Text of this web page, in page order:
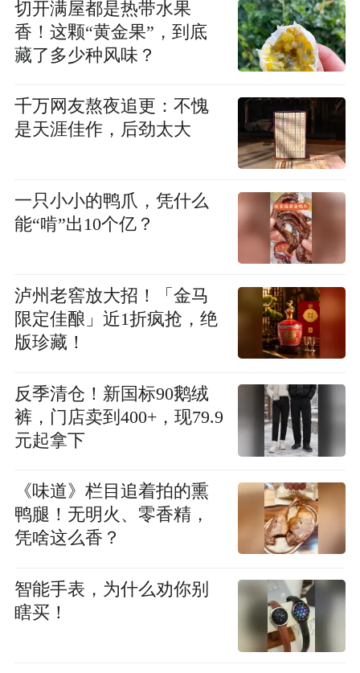
切开满屋都是热带水果
香！这颗“黄金果”，到底
藏了多少种风味？
千万网友熬夜追更：不愧
是天涯佳作，后劲太大
一只小小的鸭爪，凭什么
能“啃”出10个亿？
泸州老窖放大招！「金马
限定佳酿」近1折疯抢，绝
版珍藏！
反季清仓！新国标90鹅绒
裤，门店卖到400+，现79.9
元起拿下
《味道》栏目追着拍的熏
鸭腿！无明火、零香精，
凭啥这么香？
智能手表，为什么劝你别
瞎买！